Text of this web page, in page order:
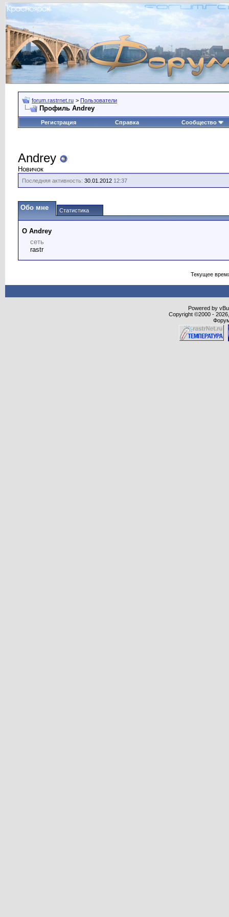
forum.rastrnet.ru > Пользователи
Профиль Andrey
Регистрация Справка Сообщество
Andrey
Новичок
Последняя активность: 30.01.2012 12:37
Обо мне Статистика
О Andrey
сеть
rastr
Текущее
Powered by
Copyright ©2000 -